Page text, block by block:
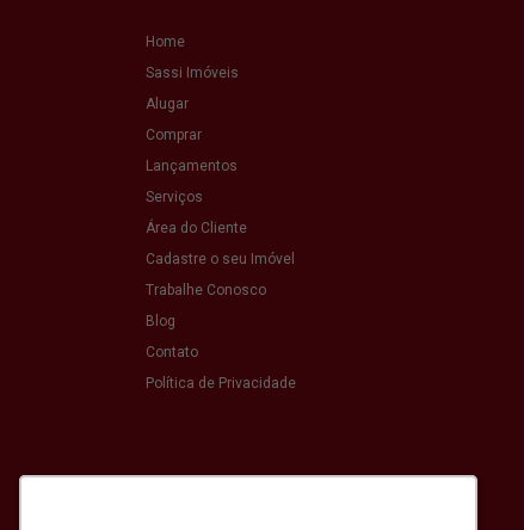
Home
Sassi Imóveis
Alugar
Comprar
Lançamentos
Serviços
Área do Cliente
Cadastre o seu Imóvel
Trabalhe Conosco
Blog
Contato
Política de Privacidade